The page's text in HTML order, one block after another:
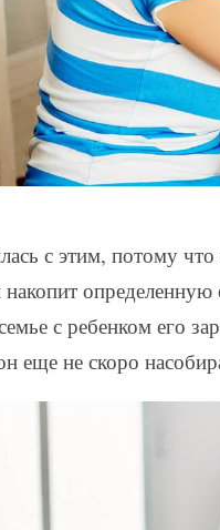
с этим, потому что
накопит
с ребенком его
еще не скоро